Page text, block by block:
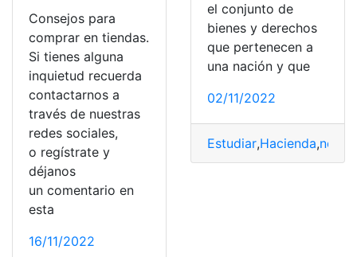
Consejos para
comprar en tiendas.
Si tienes alguna
inquietud recuerda
contactarnos a
través de nuestras
redes sociales,
o regístrate y
déjanos
un comentario en
esta
16/11/2022
el conjunto de
bienes y derechos
que pertenecen a
una nación y que
02/11/2022
Estudiar,Hacienda,